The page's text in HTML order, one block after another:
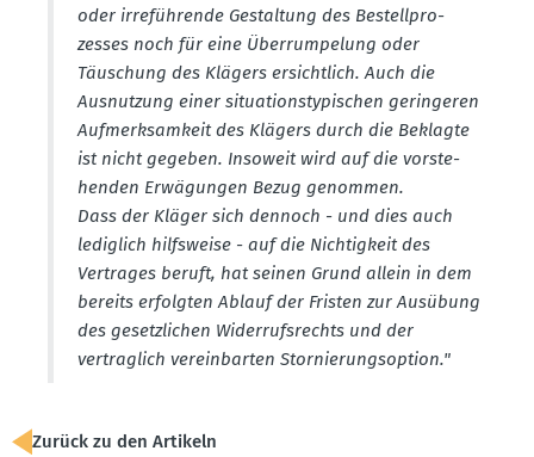
oder irrefüh­rende Gestaltung des Bestell­pro­
zesses noch für eine Überrum­pelung oder
Täuschung des Klägers ersichtlich. Auch die
Ausnutzung einer situa­ti­ons­ty­pi­schen gerin­geren
Aufmerk­samkeit des Klägers durch die Beklagte
ist nicht gegeben. Insoweit wird auf die vorste­
henden Erwägungen Bezug genommen.
Dass der Kläger sich dennoch - und dies auch
lediglich hilfs­weise - auf die Nichtigkeit des
Vertrages beruft, hat seinen Grund allein in dem
bereits erfolgten Ablauf der Fristen zur Ausübung
des gesetz­lichen Wider­rufs­rechts und der
vertraglich verein­barten Stornie­rungs­option."
Zurück zu den Artikeln